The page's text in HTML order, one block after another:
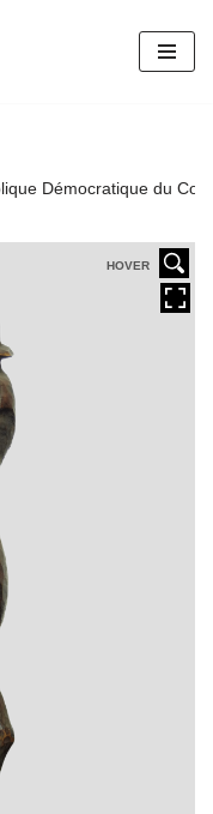
Démocratique du
HOVER